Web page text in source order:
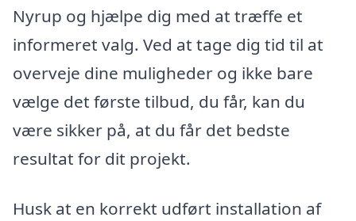
Nyrup og hjælpe dig med at træffe et
informeret valg. Ved at tage dig tid til at
overveje dine muligheder og ikke bare
vælge det første tilbud, du får, kan du
være sikker på, at du får det bedste
resultat for dit projekt.
Husk at en korrekt udført installation af